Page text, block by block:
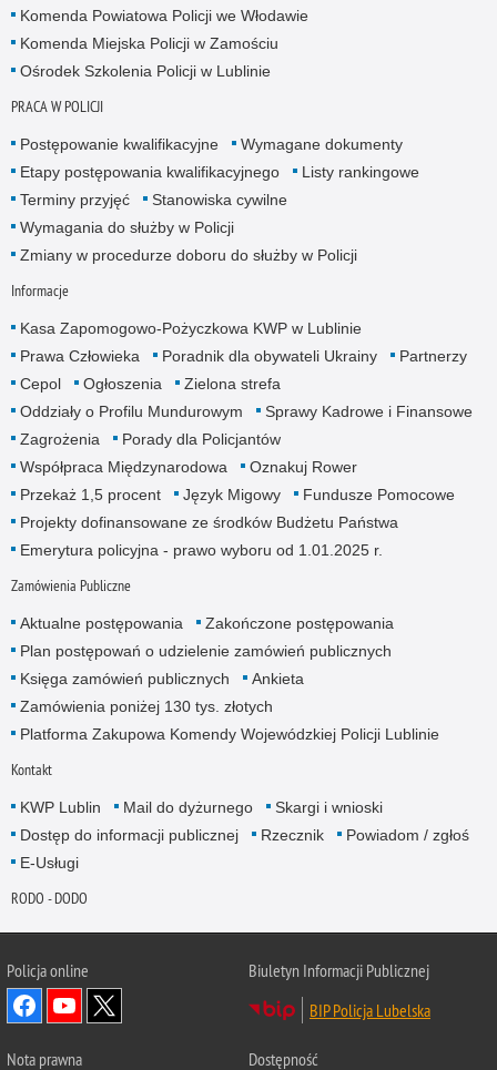
Komenda Powiatowa Policji we Włodawie
Komenda Miejska Policji w Zamościu
Ośrodek Szkolenia Policji w Lublinie
PRACA W POLICJI
Postępowanie kwalifikacyjne
Wymagane dokumenty
Etapy postępowania kwalifikacyjnego
Listy rankingowe
Terminy przyjęć
Stanowiska cywilne
Wymagania do służby w Policji
Zmiany w procedurze doboru do służby w Policji
Informacje
Kasa Zapomogowo-Pożyczkowa KWP w Lublinie
Prawa Człowieka
Poradnik dla obywateli Ukrainy
Partnerzy
Cepol
Ogłoszenia
Zielona strefa
Oddziały o Profilu Mundurowym
Sprawy Kadrowe i Finansowe
Zagrożenia
Porady dla Policjantów
Współpraca Międzynarodowa
Oznakuj Rower
Przekaż 1,5 procent
Język Migowy
Fundusze Pomocowe
Projekty dofinansowane ze środków Budżetu Państwa
Emerytura policyjna - prawo wyboru od 1.01.2025 r.
Zamówienia Publiczne
Aktualne postępowania
Zakończone postępowania
Plan postępowań o udzielenie zamówień publicznych
Księga zamówień publicznych
Ankieta
Zamówienia poniżej 130 tys. złotych
Platforma Zakupowa Komendy Wojewódzkiej Policji Lublinie
Kontakt
KWP Lublin Mail do dyżurnego
Skargi i wnioski
Dostęp do informacji publicznej
Rzecznik
Powiadom / zgłoś
E-Usługi
RODO - DODO
Policja online
Biuletyn Informacji Publicznej
BIP Policja Lubelska
Nota prawna Dostępność